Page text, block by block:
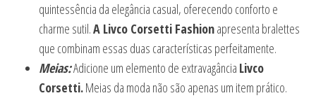
quintessência da elegância casual, oferecendo conforto e
charme sutil.A Livco Corsetti Fashionapresenta bralettes
que combinam essas duas características perfeitamente.
Meias:Adicione um elemento de extravagância Livco
Corsetti.Meias da moda não são apenas um item prático.